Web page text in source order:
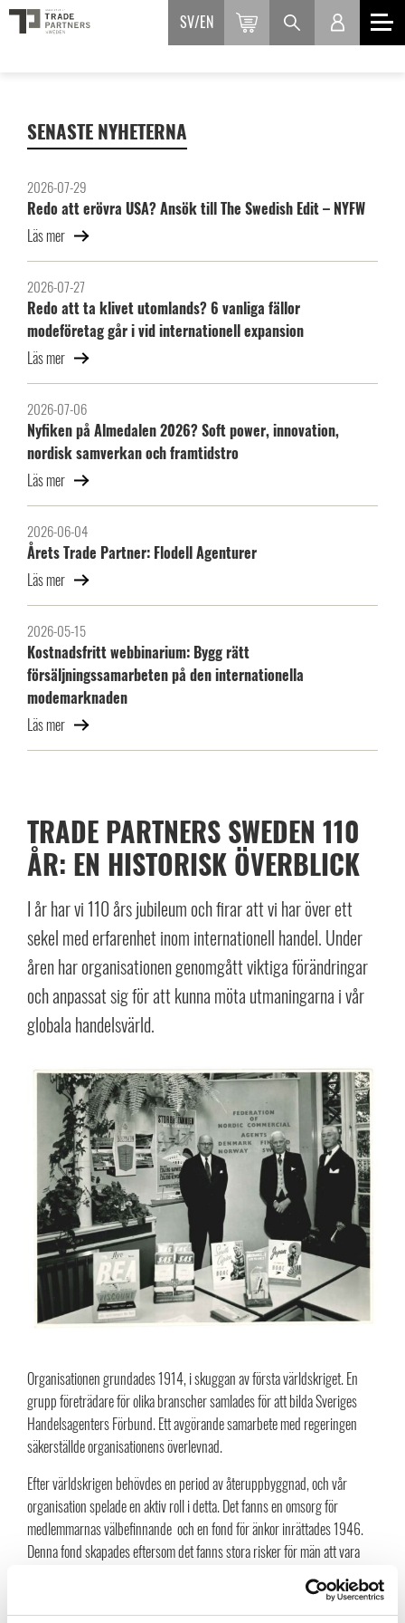
SV EN
SENASTE NYHETERNA
2026-07-29
Redo att erövra USA? Ansök till The Swedish Edit – NYFW
Läs mer
2026-07-27
Redo att ta klivet utomlands? 6 vanliga fällor
modeföretag går i vid internationell expansion
Läs mer
2026-07-06
Nyfiken på Almedalen 2026? Soft power, innovation,
nordisk samverkan och framtidstro
Läs mer
2026-06-04
Årets Trade Partner: Flodell Agenturer
Läs mer
2026-05-15
Kostnadsfritt webbinarium: Bygg rätt
försäljningssamarbeten på den internationella
modemarknaden
Läs mer
TRADE PARTNERS SWEDEN 110
ÅR: EN HISTORISK ÖVERBLICK
I år har vi 110 års jubileum och firar att vi har över ett
sekel med erfarenhet inom internationell handel. Under
åren har organisationen genomgått viktiga förändringar
och anpassat sig för att kunna möta utmaningarna i vår
globala handelsvärld.
Organisationen grundades 1914, i skuggan av första världskriget. En
grupp företrädare för olika branscher samlades för att bilda Sveriges
Handelsagenters Förbund. Ett avgörande samarbete med regeringen
säkerställde organisationens överlevnad.
Efter världskrigen behövdes en period av återuppbyggnad, och vår
organisation spelade en aktiv roll i detta. Det fanns en omsorg för
medlemmarnas välbefinnande och en fond för änkor inrättades 1946.
Denna fond skapades eftersom det fanns stora risker för män att vara
På 1970-talet startade vi affärsverksamhet med modemässan i Älvsjö,.